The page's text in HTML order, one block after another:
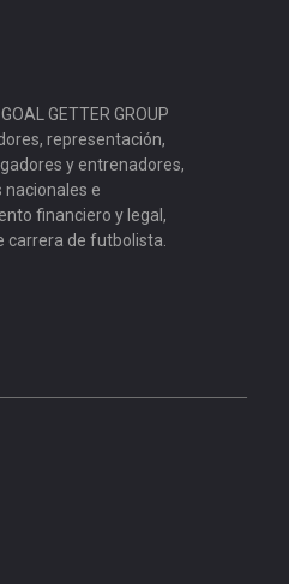
GETTER GROUP
representación,
y entrenadores,
e
financiero y legal,
carrera de futbolista.